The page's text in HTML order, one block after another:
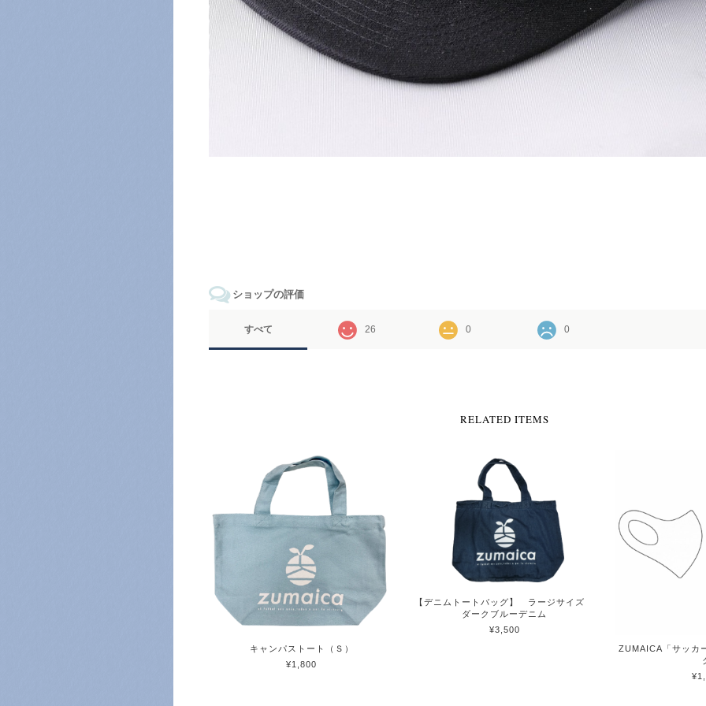
ショップの評価
すべて 26 0 0
RELATED ITEMS
キャンパストート（Ｓ）
¥1,800
【デニムトートバッグ】 ラージサイズ
ダークブルーデニム
¥3,500
ZUMAICA「サッカ